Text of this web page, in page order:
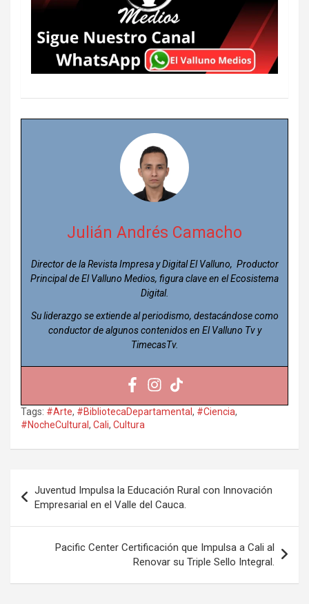
Julián Andrés Camacho
Director de la Revista Impresa y Digital El Valluno, Productor
Principal de El Valluno Medios, figura clave en el Ecosistema
Digital.
Su liderazgo se extiende al periodismo, destacándose como
conductor de algunos contenidos en El Valluno Tv y
TimecasTv.
Tags: #Arte, #BibliotecaDepartamental , #Ciencia,
#NocheCultural , Cali, Cultura
de
entradas
Juventud Impulsa la Educación Rural con Innovación
Empresarial en el Valle del Cauca.
Pacific Center Certificación que Impulsa a Cali al
Renovar su Triple Sello Integral.